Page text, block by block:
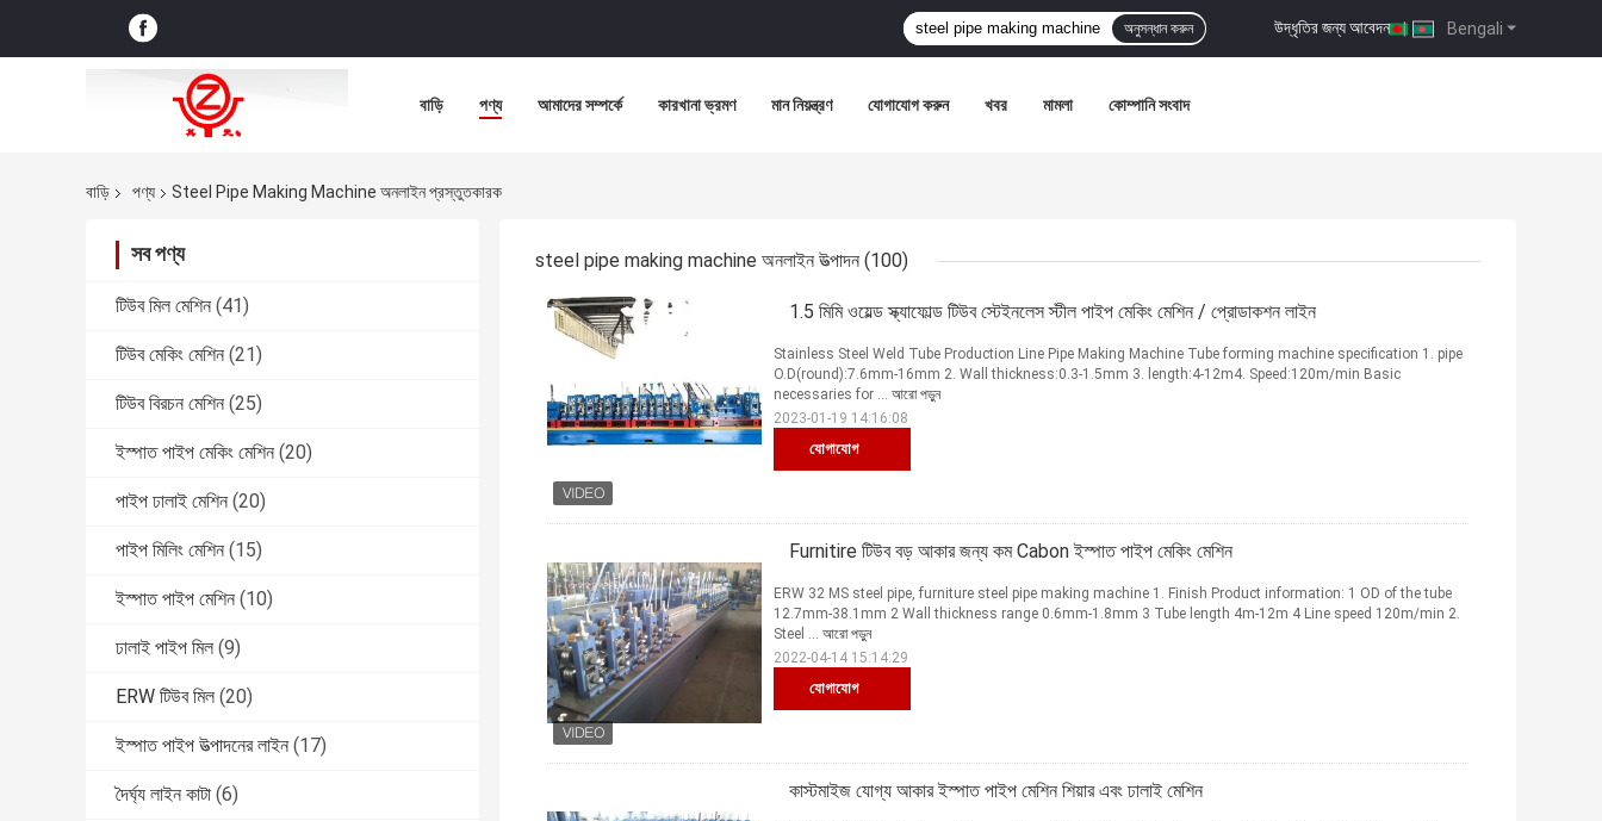
Bengali
উদ্ধৃতির জন্য আবেদন |
অনুসন্ধান করুন
বাড়ি পণ্য আমাদের সম্পর্কে কারখানা ভ্রমণ মান নিয়ন্ত্রণ যোগাযোগ করুন খবর মামলা কোম্পানি সংবাদ
বাড়ি পণ্য Steel Pipe Making Machine অনলাইন প্রস্তুতকারক
সব পণ্য
টিউব মিল মেশিন (41)
টিউব মেকিং মেশিন (21)
টিউব বিরচন মেশিন (25)
ইস্পাত পাইপ মেকিং মেশিন (20)
পাইপ ঢালাই মেশিন (20)
পাইপ মিলিং মেশিন (15)
ইস্পাত পাইপ মেশিন (10)
ঢালাই পাইপ মিল (9)
ERW টিউব মিল (20)
ইস্পাত পাইপ উত্পাদনের লাইন (17)
দৈর্ঘ্য লাইন কাটা (6)
steel pipe making machine অনলাইন উত্পাদন (100)
1.5 মিমি ওয়েল্ড স্ক্যাফোল্ড টিউব স্টেইনলেস স্টীল পাইপ মেকিং মেশিন / প্রোডাকশন লাইন
যোগাযোগ
Stainless Steel Weld Tube Production Line Pipe Making Machine Tube forming machine specification 1. pipe
O.D(round):7.6mm-16mm 2. Wall thickness:0.3-1.5mm 3. length:4-12m4. Speed:120m/min Basic
necessaries for ... আরো পড়ুন
2023-01-19 14:16:08
Furnitire টিউব বড় আকার জন্য কম Cabon ইস্পাত পাইপ মেকিং মেশিন
যোগাযোগ
ERW 32 MS steel pipe, furniture steel pipe making machine 1. Finish Product information: 1 OD of the tube
12.7mm-38.1mm 2 Wall thickness range 0.6mm-1.8mm 3 Tube length 4m-12m 4 Line speed 120m/min 2.
Steel ... আরো পড়ুন
2022-04-14 15:14:29
কাস্টমাইজ যোগ্য আকার ইস্পাত পাইপ মেশিন শিয়ার এবং ঢালাই মেশিন